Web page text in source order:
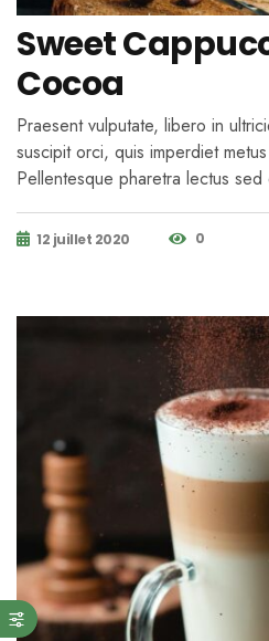
Sweet
Cocoa
Praesent vulputate, libero in
suscipit orci, quis imperdiet
Pellentesque pharetra lectus
12 juillet 2020 0